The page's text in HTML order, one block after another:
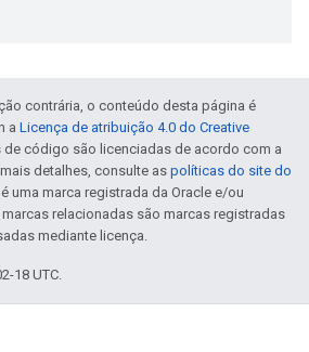
contrária, o conteúdo desta página é
a Licença de atribuição 4.0 do Creative
de código são licenciadas de acordo com a
mais detalhes, consulte as políticas do site do
é uma marca registrada da Oracle e/ou
marcas relacionadas são marcas registradas
mediante licença.
18 UTC.